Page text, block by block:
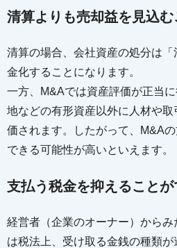
清算よりも売却益を見込
清算の場合、会社資産の処分は
金化することになります。
一方、M&Aでは資産評価が正当
地などの有形資産以外に人材や
価されます。したがって、M&A
できる可能性が高いといえます。
支払う税金を抑えることが
経営者（企業のオーナー）から
は税法上、受け取る金銭の種類